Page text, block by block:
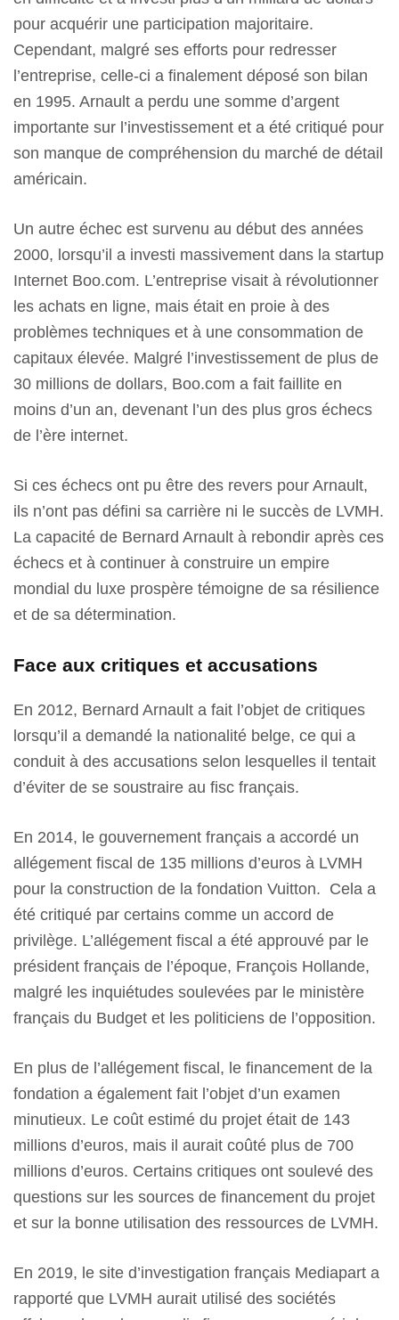
pour acquérir une participation majoritaire.
Cependant, malgré ses efforts pour redresser
l’entreprise, celle-ci a finalement déposé son bilan
en 1995. Arnault a perdu une somme d’argent
importante sur l’investissement et a été critiqué pour
son manque de compréhension du marché de détail
américain.
Un autre échec est survenu au début des années
2000, lorsqu’il a investi massivement dans la startup
Internet Boo.com. L’entreprise visait à révolutionner
les achats en ligne, mais était en proie à des
problèmes techniques et à une consommation de
capitaux élevée. Malgré l’investissement de plus de
30 millions de dollars, Boo.com a fait faillite en
moins d’un an, devenant l’un des plus gros échecs
de l’ère internet.
Si ces échecs ont pu être des revers pour Arnault,
ils n’ont pas défini sa carrière ni le succès de LVMH.
La capacité de Bernard Arnault à rebondir après ces
échecs et à continuer à construire un empire
mondial du luxe prospère témoigne de sa résilience
et de sa détermination.
Face aux critiques et accusations
En 2012, Bernard Arnault a fait l’objet de critiques
lorsqu’il a demandé la nationalité belge, ce qui a
conduit à des accusations selon lesquelles il tentait
d’éviter de se soustraire au fisc français.
En 2014, le gouvernement français a accordé un
allégement fiscal de 135 millions d’euros à LVMH
pour la construction de la fondation Vuitton. Cela a
été critiqué par certains comme un accord de
privilège. L’allégement fiscal a été approuvé par le
président français de l’époque, François Hollande,
malgré les inquiétudes soulevées par le ministère
français du Budget et les politiciens de l’opposition.
En plus de l’allégement fiscal, le financement de la
fondation a également fait l’objet d’un examen
minutieux. Le coût estimé du projet était de 143
millions d’euros, mais il aurait coûté plus de 700
millions d’euros. Certains critiques ont soulevé des
questions sur les sources de financement du projet
et sur la bonne utilisation des ressources de LVMH.
En 2019, le site d’investigation français Mediapart a
rapporté que LVMH aurait utilisé des sociétés